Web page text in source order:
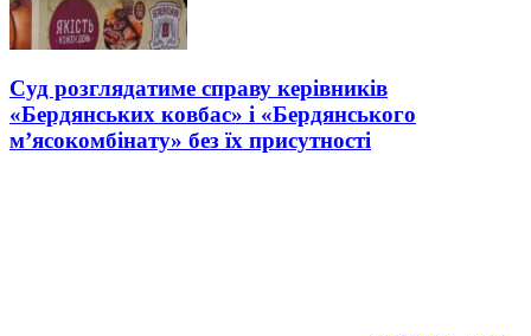
Суд розглядатиме справу керівників
«Бердянських ковбас» і «Бердянського
м’ясокомбінату» без їх присутності